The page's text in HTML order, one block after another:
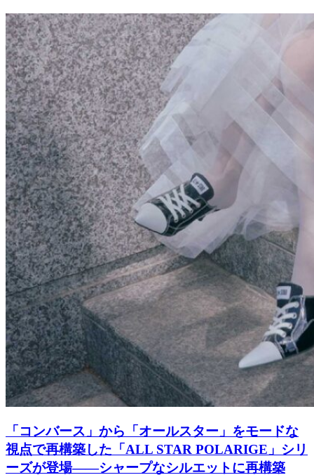
「コンバース」から「オールスター」をモードな
視点で再構築した「ALL STAR POLARIGE」シリ
ーズが登場――シャープなシルエットに再構築